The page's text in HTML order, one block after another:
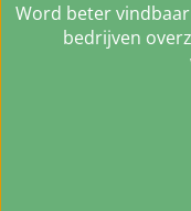
Word beter
bedrijven